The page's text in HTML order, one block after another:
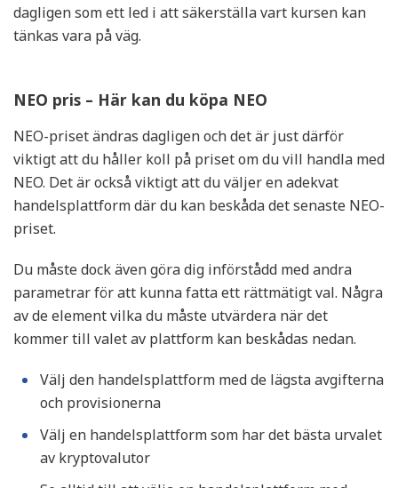
dagligen som ett led i att säkerställa vart kursen kan
tänkas vara på väg.
NEO pris – Här kan du köpa NEO
NEO-priset ändras dagligen och det är just därför
viktigt att du håller koll på priset om du vill handla med
NEO. Det är också viktigt att du väljer en adekvat
handelsplattform där du kan beskåda det senaste NEO-
priset.
Du måste dock även göra dig införstådd med andra
parametrar för att kunna fatta ett rättmätigt val. Några
av de element vilka du måste utvärdera när det
kommer till valet av plattform kan beskådas nedan.
Välj den handelsplattform med de lägsta avgifterna
och provisionerna
Välj en handelsplattform som har det bästa urvalet
av kryptovalutor